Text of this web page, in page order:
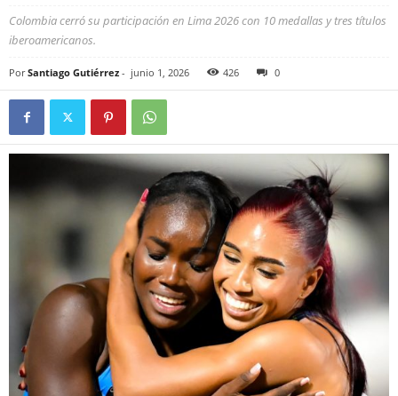
Colombia cerró su participación en Lima 2026 con 10 medallas y tres títulos
iberoamericanos.
Por Santiago Gutiérrez - junio 1, 2026 426 0